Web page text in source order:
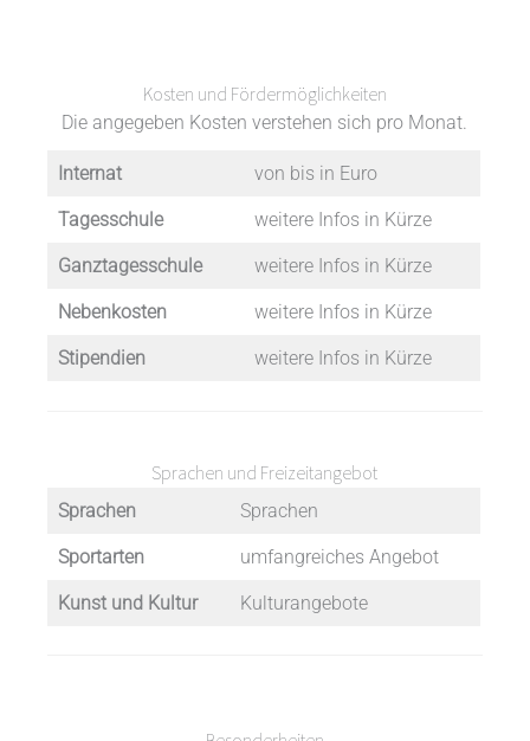
Kosten und Fördermöglichkeiten
Die angegeben Kosten verstehen sich pro Monat.
Internat von bis in Euro
Tagesschule weitere Infos in Kürze
Ganztagesschule weitere Infos in Kürze
Nebenkosten weitere Infos in Kürze
Stipendien weitere Infos in Kürze
Sprachen und Freizeitangebot
Sprachen Sprachen
Sportarten umfangreiches Angebot
Kunst und Kultur Kulturangebote